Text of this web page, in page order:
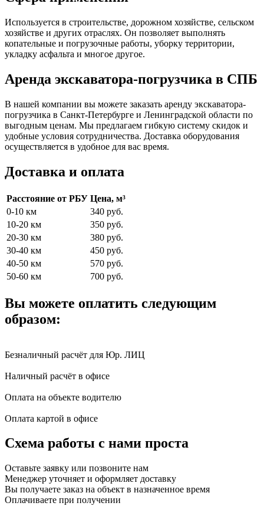
Используется в строительстве, дорожном хозяйстве, сельском
хозяйстве и других отраслях. Он позволяет выполнять
копательные и погрузочные работы, уборку территории,
укладку асфальта и многое другое.
Аренда экскаватора-погрузчика в СПБ
В нашей компании вы можете заказать аренду экскаватора-
погрузчика в Санкт-Петербурге и Ленинградской области по
выгодным ценам. Мы предлагаем гибкую систему скидок и
удобные условия сотрудничества. Доставка оборудования
осуществляется в удобное для вас время.
Доставка и оплата
Расстояние от РБУ Цена, м³
0-10 км
340 руб.
10-20 км
350 руб.
20-30 км
380 руб.
30-40 км
450 руб.
40-50 км
570 руб.
50-60 км
700 руб.
Вы можете оплатить следующим
образом:
Безналичный расчёт для Юр. ЛИЦ
Наличный расчёт в офисе
Оплата на объекте водителю
Оплата картой в офисе
Схема работы с нами проста
Оставьте заявку или позвоните нам
Менеджер уточняет и оформляет доставку
Вы получаете заказ на объект в назначенное время
Оплачиваете при получении